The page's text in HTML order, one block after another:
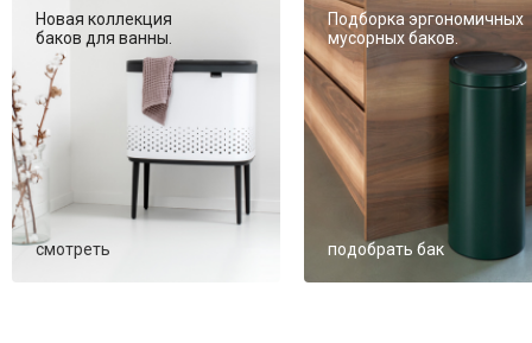
Новая коллекция
баков для ванны.
смотреть
Подборка эргономичных
мусорных баков.
подобрать бак